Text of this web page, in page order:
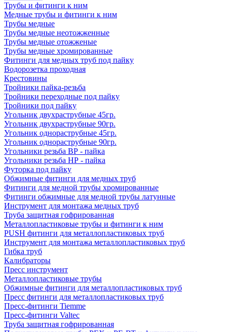
Трубы и фитинги к ним
Медные трубы и фитинги к ним
Трубы медные
Трубы медные неотожженные
Трубы медные отожженые
Трубы медные хромированные
Фитинги для медных труб под пайку
Водорозетка проходная
Крестовины
Тройники пайка-резьба
Тройники переходные под пайку
Тройники под пайку
Угольник двухраструбные 45гр.
Угольник двухраструбные 90гр.
Угольник однораструбные 45гр.
Угольник однораструбные 90гр.
Угольники резьба ВР - пайка
Угольники резьба НР - пайка
Футорка под пайку
Обжимные фитинги для медных труб
Фитинги для медной трубы хромированные
Фитинги обжимные для медной трубы латунные
Инструмент для монтажа медных труб
Труба защитная гофрированная
Металлопластиковые трубы и фитинги к ним
PUSH фитинги для металлопластиковых труб
Инструмент для монтажа металлопластиковых труб
Гибка труб
Калибраторы
Пресс инструмент
Металлопластиковые трубы
Обжимные фитинги для металлопластиковых труб
Пресс фитинги для металлопластиковых труб
Пресс-фитинги Tiemme
Пресс-фитинги Valtec
Труба защитная гофрированная